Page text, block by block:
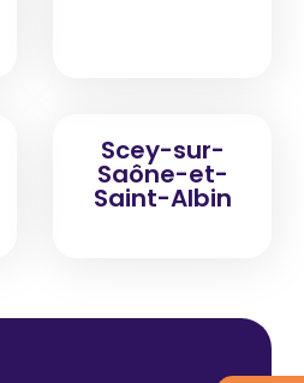
Scey-sur-
Saône-et-
Saint-Albin